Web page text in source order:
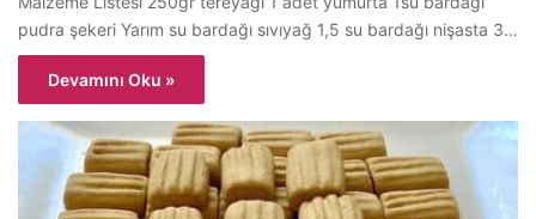
pudra şekeri Yarım su bardağı sıvıyağ 1,5 su bardağı nişasta 3…
Devamını Oku »